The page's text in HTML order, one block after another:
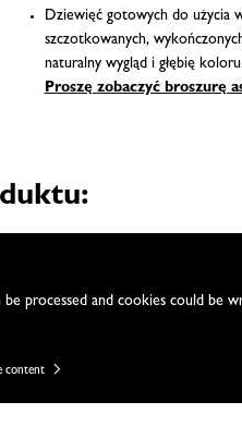
Dziewięć gotowych do użycia
szczotkowanych,
naturalny wygląd i głębię
Proszę zobaczyć broszurę
processed and cookies could be
content